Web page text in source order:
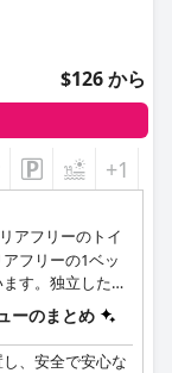
$126 から
+1
アフリーのトイ
フリーの1ベッ
す。独立した車
プロバイダーと
ーのまとめ
、安全で安心な